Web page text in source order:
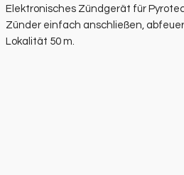
Elektronisches Zündgerät für
Zünder einfach anschließen,
Lokalität 50 m.